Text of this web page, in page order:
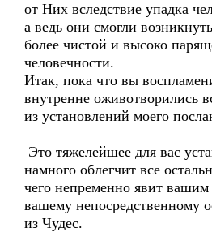
от Них вследствие упадка
а ведь они смогли
более чистой и высоко
человечности.
Итак, пока что вы
внутренне оживотворились
из установлений моего
Это тяжелейшее для вас
намного облегчит все
чего непременно явит
вашему непосредственному
из Чудес.